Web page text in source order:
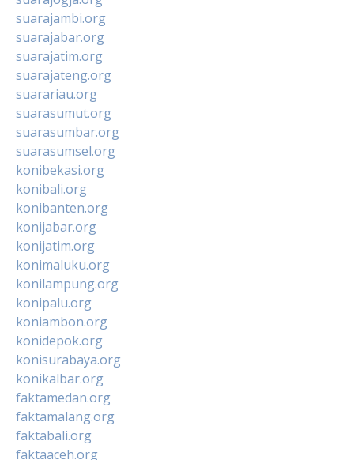
suarajambi.org
suarajabar.org
suarajatim.org
suarajateng.org
suarariau.org
suarasumut.org
suarasumbar.org
suarasumsel.org
konibekasi.org
konibali.org
konibanten.org
konijabar.org
konijatim.org
konimaluku.org
konilampung.org
konipalu.org
koniambon.org
konidepok.org
konisurabaya.org
konikalbar.org
faktamedan.org
faktamalang.org
faktabali.org
faktaaceh.org